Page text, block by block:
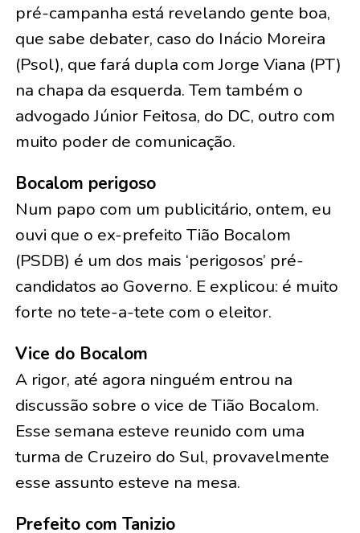
pré-campanha está revelando gente boa,
que sabe debater, caso do Inácio Moreira
(Psol), que fará dupla com Jorge Viana (PT)
na chapa da esquerda. Tem também o
advogado Júnior Feitosa, do DC, outro com
muito poder de comunicação.
Bocalom perigoso
Num papo com um publicitário, ontem, eu
ouvi que o ex-prefeito Tião Bocalom
(PSDB) é um dos mais ‘perigosos’ pré-
candidatos ao Governo. E explicou: é muito
forte no tete-a-tete com o eleitor.
Vice do Bocalom
A rigor, até agora ninguém entrou na
discussão sobre o vice de Tião Bocalom.
Esse semana esteve reunido com uma
turma de Cruzeiro do Sul, provavelmente
esse assunto esteve na mesa.
Prefeito com Tanizio